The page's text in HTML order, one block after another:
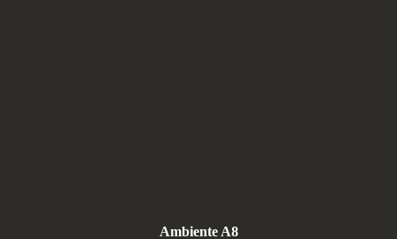
Ambiente A8